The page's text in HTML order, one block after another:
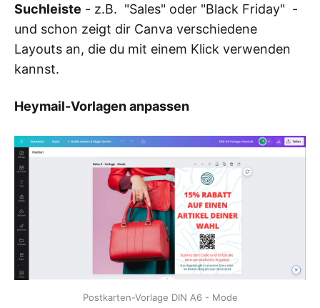
Suchleiste - z.B. "Sales" oder "Black Friday" -
und schon zeigt dir Canva verschiedene
Layouts an, die du mit einem Klick verwenden
kannst.
Heymail-Vorlagen anpassen
Postkarten-Vorlage DIN A6 - Mode